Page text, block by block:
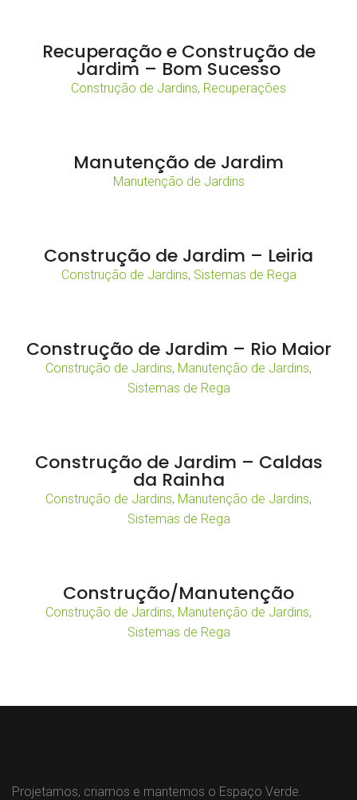
Recuperação e Construção de
Jardim – Bom Sucesso
Construção de Jardins, Recuperações
Manutenção de Jardim
Manutenção de Jardins
Construção de Jardim – Leiria
Construção de Jardins, Sistemas de Rega
Construção de Jardim – Rio Maior
Construção de Jardins, Manutenção de Jardins,
Sistemas de Rega
Construção de Jardim – Caldas
da Rainha
Construção de Jardins, Manutenção de Jardins,
Sistemas de Rega
Construção/Manutenção
Construção de Jardins, Manutenção de Jardins,
Sistemas de Rega
Projetamos, criamos e mantemos o Espaço Verde.